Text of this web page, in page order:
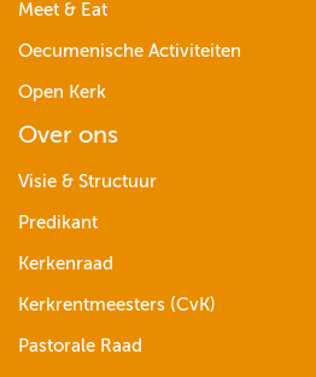
Meet & Eat
Oecumenische Activiteiten
Open Kerk
Over ons
Visie & Structuur
Predikant
Kerkenraad
Kerkrentmeesters (CvK)
Pastorale Raad